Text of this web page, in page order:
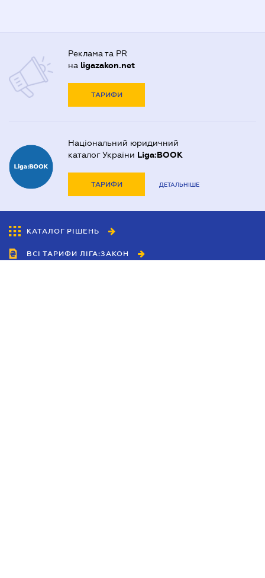
Реклама та PR
на ligazakon.net
ТАРИФИ
Національний юридичний
каталог України Liga:BOOK
ТАРИФИ ДЕТАЛЬНІШЕ
КАТАЛОГ РІШЕНЬ
ВСІ ТАРИФИ ЛІГА:ЗАКОН